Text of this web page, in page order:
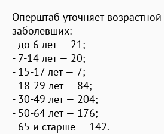
Оперштаб уточняет возрастной
- до 6 лет —
- 7-14 лет — 20;
- 15-17 лет
- 18-29 лет —
- 30-49 лет —
- 50-64 лет —
- 65 и старше — 142.